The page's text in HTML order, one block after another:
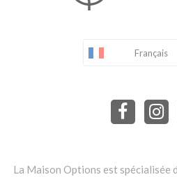
Français
La Maison Options est spécialisée